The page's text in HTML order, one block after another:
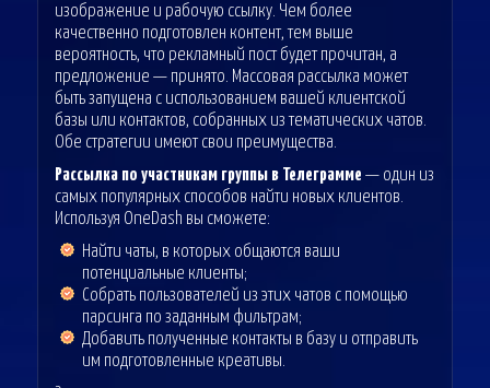
изображение и рабочую ссылку. Чем более
качественно подготовлен контент, тем выше
вероятность, что рекламный пост будет прочитан, а
предложение — принято. Массовая рассылка может
быть запущена с использованием вашей клиентской
базы или контактов, собранных из тематических чатов.
Обе стратегии имеют свои преимущества.
Рассылка по участникам группы в Телеграмме — один из
самых популярных способов найти новых клиентов.
Используя OneDash вы сможете:
Найти чаты, в которых общаются ваши
потенциальные клиенты;
Собрать пользователей из этих чатов с помощью
парсинга по заданным фильтрам;
Добавить полученные контакты в базу и отправить
им подготовленные креативы.